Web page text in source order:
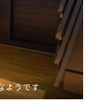
ようです